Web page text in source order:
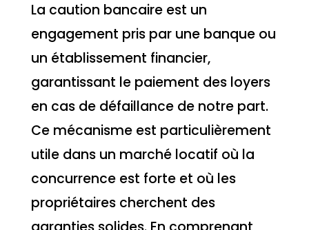
La caution bancaire est un
engagement pris par une banque ou
un établissement financier,
garantissant le paiement des loyers
en cas de défaillance de notre part.
Ce mécanisme est particulièrement
utile dans un marché locatif où la
concurrence est forte et où les
propriétaires cherchent des